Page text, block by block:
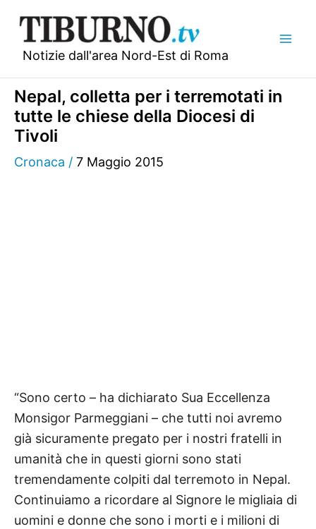
contenuto
Notizie dall'area Nord-Est di Roma
Nepal, colletta per i terremotati in
tutte le chiese della Diocesi di
Tivoli
Cronaca / 7 Maggio 2015
“Sono certo – ha dichiarato Sua Eccellenza
Monsigor Parmeggiani – che tutti noi avremo
già sicuramente pregato per i nostri fratelli in
umanità che in questi giorni sono stati
tremendamente colpiti dal terremoto in Nepal.
Continuiamo a ricordare al Signore le migliaia di
uomini e donne che sono i morti e i milioni di